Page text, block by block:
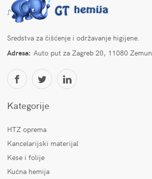
Sredstva za čišćenje i održavanje higijene.
Adresa: Auto put za Zagreb 20, 11080 Zemun
Kategorije
HTZ oprema
Kancelarijski materijal
Kese i folije
Kućna hemija